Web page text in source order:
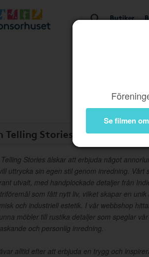
Butiker
Se filmen
Telling Stories
Telling Stories älskar att erbjuda något
uttrycka sin egen stil genom inredning. Vårt
utvalt, med handplockade detaljer från
som fått nytt liv, vilket skapar en
och industriell estetik. I vår webbshop
möbler till rustika detaljer som speglar
och personlig inredning.
alltid efter att erbjuda en trygg och